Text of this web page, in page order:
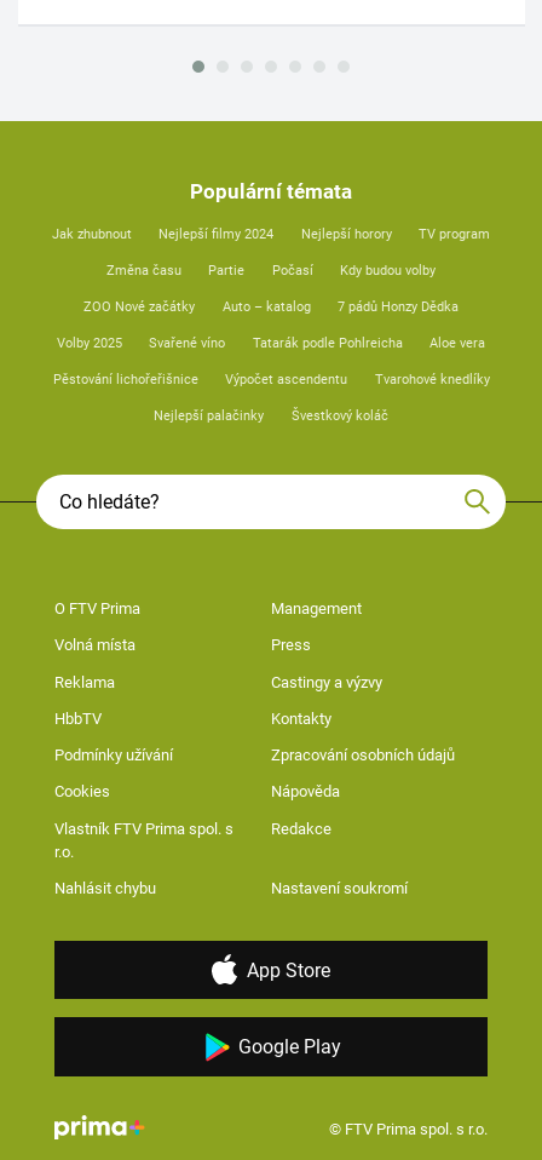
Populární témata
Jak zhubnout Nejlepší filmy 2024 Nejlepší horory TV program
Změna času Partie Počasí Kdy budou volby
ZOO Nové začátky Auto – katalog 7 pádů Honzy Dědka
Volby 2025 Svařené víno Tatarák podle Pohlreicha Aloe vera
Pěstování lichořeřišnice Výpočet ascendentu Tvarohové knedlíky
Nejlepší palačinky Švestkový koláč
O FTV Prima Management
Volná místa Press
Reklama Castingy a výzvy
HbbTV Kontakty
Podmínky užívání Zpracování osobních údajů
Cookies Nápověda
Vlastník FTV Prima spol. s
r.o.
Redakce
Nahlásit chybu Nastavení soukromí
App Store
Google Play
© FTV Prima spol. s r.o.